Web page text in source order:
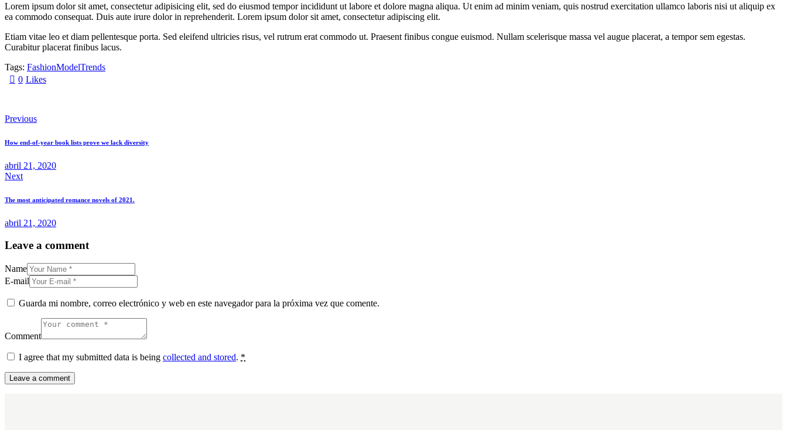
Lorem ipsum dolor sit amet, consectetur adipisicing elit, sed do eiusmod tempor incididunt ut labore et dolore magna aliqua. Ut enim ad minim veniam, quis nostrud exercitation ullamco laboris nisi ut aliquip ex
ea commodo consequat. Duis aute irure dolor in reprehenderit. Lorem ipsum dolor sit amet, consectetur adipiscing elit.
Etiam vitae leo et diam pellentesque porta. Sed eleifend ultricies risus, vel rutrum erat commodo ut. Praesent finibus congue euismod. Nullam scelerisque massa vel augue placerat, a tempor sem egestas.
Curabitur placerat finibus lacus.
Tags: FashionModelTrends
0 Likes
de
entradas
Previous
How end-of-year book lists prove we lack diversity
abril 21, 2020
Next
The most anticipated romance novels of 2021.
abril 21, 2020
Leave a comment
Name
E-mail
Guarda mi nombre, correo electrónico y web en este navegador para la próxima vez que comente.
Comment
I agree that my submitted data is being collected and stored. *